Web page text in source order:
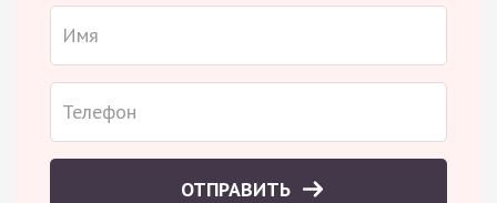
ОТПРАВИТЬ